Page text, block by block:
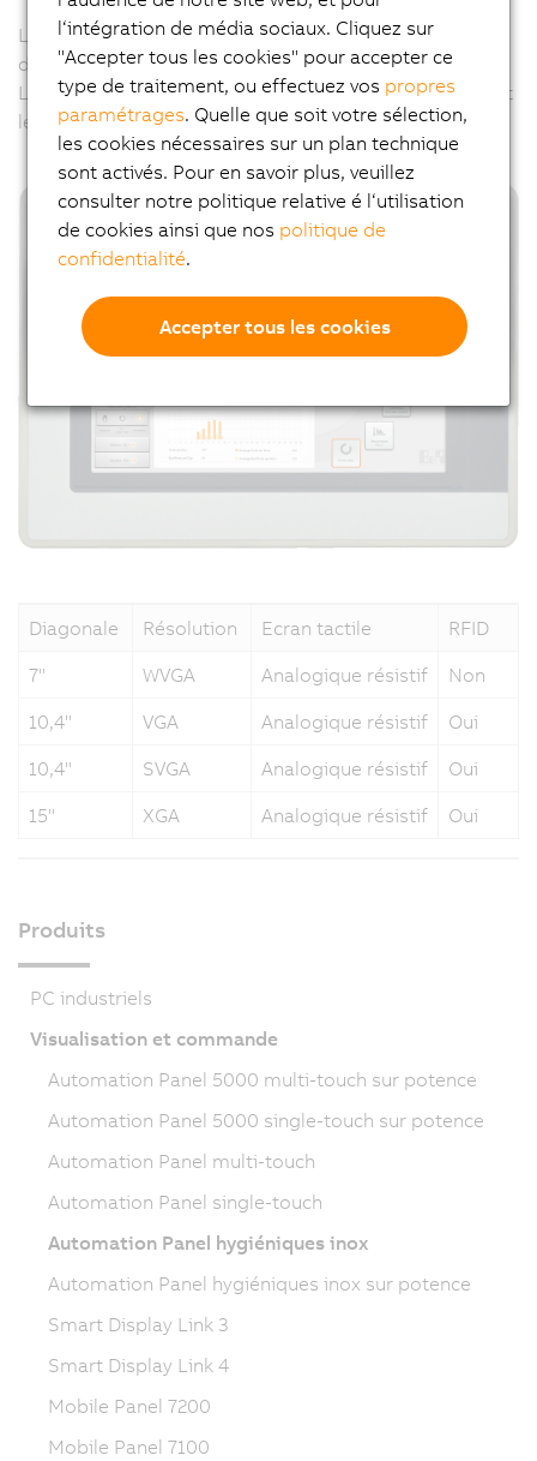
Les écrans à design hygiénique peuvent être adaptés à
des exigences spécifiques et individuelles.
Leur aspect exterieur peut être personnalisé en utilisant
le
Panel Designerde B&R.
Diagonale Résolution Ecran tactile
RFID
7"
WVGA Analogique résistif
Non
10,4"
VGA Analogique résistif
Oui
10,4"
SVGA Analogique résistif
Oui
15"
XGA Analogique résistif Oui
Produits
PC industriels
Visualisation et commande
Automation Panel 5000 multi-touch sur potence
Automation Panel 5000 single-touch sur potence
Automation Panel multi-touch
Automation Panel single-touch
Automation Panel hygiéniques inox
Automation Panel hygiéniques inox sur potence
Smart Display Link 3
Smart Display Link 4
Mobile Panel 7200
Mobile Panel 7100
l‘intégration de média sociaux. Cliquez sur
"Accepter tous les cookies" pour accepter ce
type de traitement, ou effectuez vos propres
paramétrages. Quelle que soit votre sélection,
les cookies nécessaires sur un plan technique
sont activés. Pour en savoir plus, veuillez
consulter notre politique relative é l‘utilisation
de cookies ainsi que nos politique de
confidentialité.
Accepter tous les cookies